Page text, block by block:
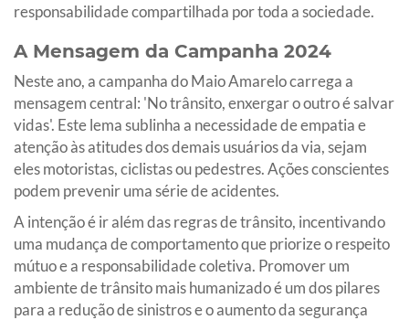
responsabilidade compartilhada por toda a sociedade.
A Mensagem da Campanha 2024
Neste ano, a campanha do Maio Amarelo carrega a
mensagem central: 'No trânsito, enxergar o outro é salvar
vidas'. Este lema sublinha a necessidade de empatia e
atenção às atitudes dos demais usuários da via, sejam
eles motoristas, ciclistas ou pedestres. Ações conscientes
podem prevenir uma série de acidentes.
A intenção é ir além das regras de trânsito, incentivando
uma mudança de comportamento que priorize o respeito
mútuo e a responsabilidade coletiva. Promover um
ambiente de trânsito mais humanizado é um dos pilares
para a redução de sinistros e o aumento da segurança